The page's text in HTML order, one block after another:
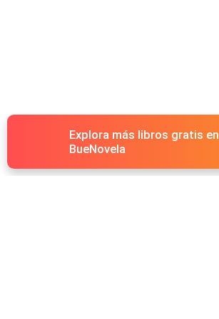
Explora más libros gratis en
BueNovela